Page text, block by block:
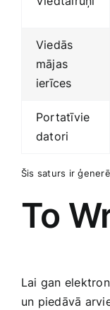
Viedās⁣
mājas
ierīces
Portatīvie
datori
Šis saturs ir
To
Lai gan
un piedāvā